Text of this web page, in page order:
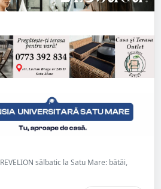
REVELION sălbatic la Satu Mare: bătăi,